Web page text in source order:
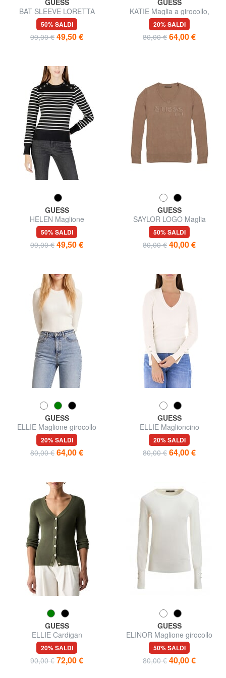
BAT SLEEVE LORETTA
Maglione scollo a barca
relaxed fit
50% SALDI
99,00 € 49,50 €
KATIE Maglia a girocollo,
aderente
20% SALDI
80,00 € 64,00 €
GUESS
HELEN Maglione
50% SALDI
99,00 € 49,50 €
GUESS
SAYLOR LOGO Maglia
50% SALDI
80,00 € 40,00 €
GUESS
ELLIE Maglione girocollo
20% SALDI
80,00 € 64,00 €
GUESS
ELLIE Maglioncino
20% SALDI
80,00 € 64,00 €
GUESS
ELLIE Cardigan
20% SALDI
90,00 € 72,00 €
GUESS
ELINOR Maglione girocollo
50% SALDI
80,00 € 40,00 €